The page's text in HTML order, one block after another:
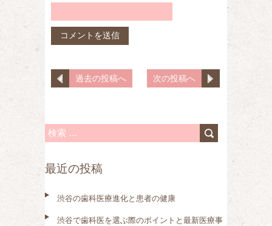
過去の投稿へ 次の投稿へ
検
:最近の投稿
渋谷の歯科医療進化と患者の健康
渋谷で歯科医を選ぶ際のポイントと最新医療事